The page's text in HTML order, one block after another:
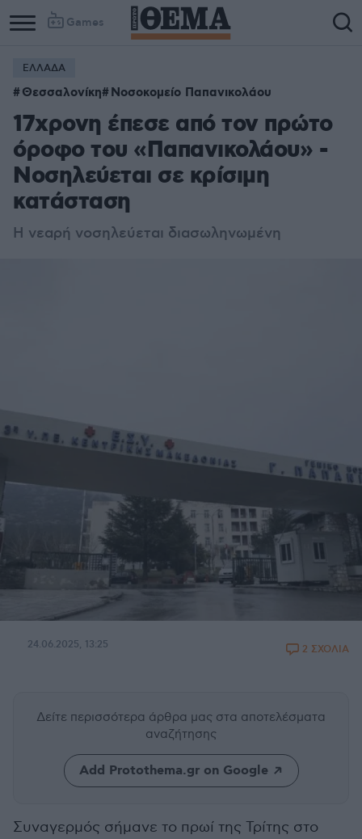
Games
ΕΛΛΑΔΑ
Θεσσαλονίκη Νοσοκομείο Παπανικολάου
17χρονη έπεσε από τον πρώτο
όροφο του «Παπανικολάου» -
Νοσηλεύεται σε κρίσιμη
κατάσταση
Η νεαρή νοσηλεύεται διασωληνωμένη
24.06.2025, 13:25 2 ΣΧΟΛΙΑ
Δείτε περισσότερα άρθρα μας στα αποτελέσματα
αναζήτησης
Add Protothema.gr on Google
Συναγερμός σήμανε το πρωί της Τρίτης στο